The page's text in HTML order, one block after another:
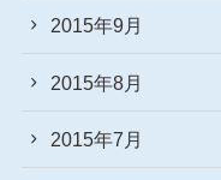
2015年9月
2015年8月
2015年7月